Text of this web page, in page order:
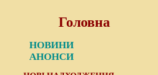
Головна
НОВИНИ
АНОНСИ